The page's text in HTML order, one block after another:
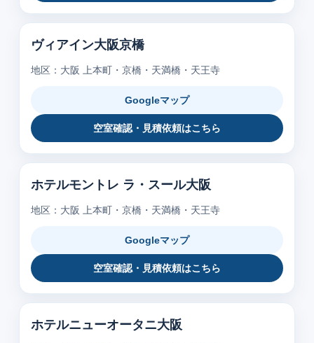
ヴィアイン大阪京橋
地区：大阪 上本町・京橋・天満橋・天王寺
Googleマップ
空室確認・見積依頼はこちら
ホテルモントレ ラ・スール大阪
地区：大阪 上本町・京橋・天満橋・天王寺
Googleマップ
空室確認・見積依頼はこちら
ホテルニューオータニ大阪